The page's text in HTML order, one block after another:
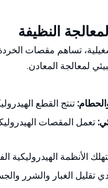
النظيفة
تساهم مقصات
لمعالجة المعادن.
تنتج القطع
تعمل المقصات
الأنظمة الهيدروليكية
تقليل الغبار والشرر